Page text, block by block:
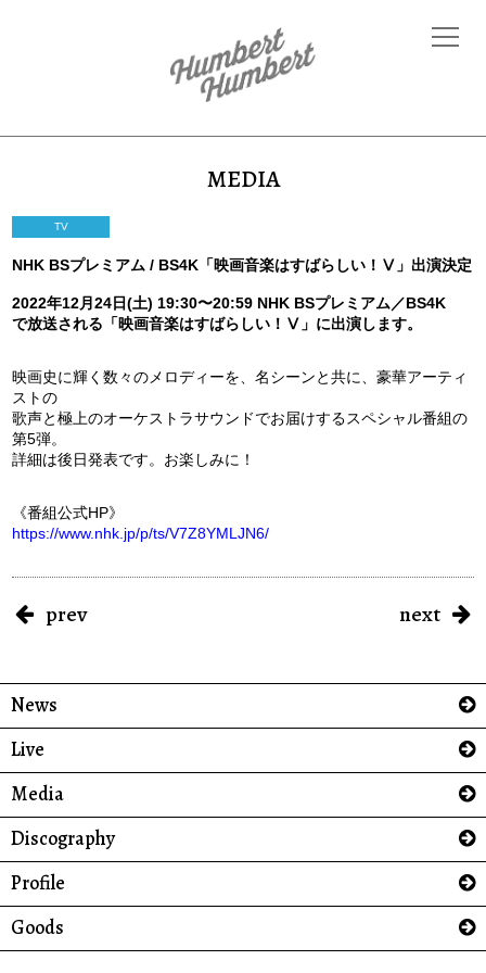
MEDIA
TV
NHK BSプレミアム / BS4K「映画音楽はすばらしい！Ⅴ」出演決定
2022年12月24日(土) 19:30〜20:59 NHK BSプレミアム／BS4K
で放送される「映画音楽はすばらしい！Ⅴ」に出演します。
映画史に輝く数々のメロディーを、名シーンと共に、豪華アーティ
ストの
歌声と極上のオーケストラサウンドでお届けするスペシャル番組の
第5弾。
詳細は後日発表です。お楽しみに！
《番組公式HP》
https://www.nhk.jp/p/ts/V7Z8YMLJN6/
prev next
News
Live
Media
Discography
Profile
Goods